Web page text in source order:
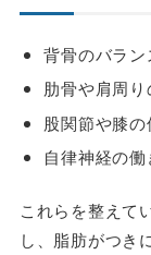
背骨のバラン
肋骨や肩周
股関節や膝
自律神経の
これらを整えて
し、脂肪がつき